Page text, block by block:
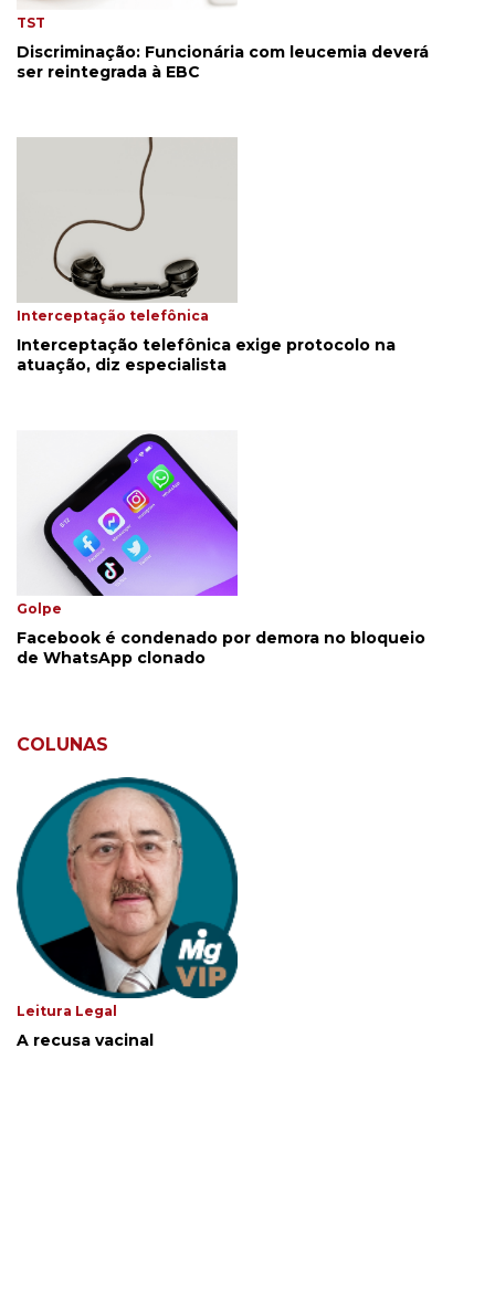
TST
Discriminação: Funcionária com leucemia deverá
ser reintegrada à EBC
Interceptação telefônica
Interceptação telefônica exige protocolo na
atuação, diz especialista
Golpe
Facebook é condenado por demora no bloqueio
de WhatsApp clonado
COLUNAS
Leitura Legal
A recusa vacinal